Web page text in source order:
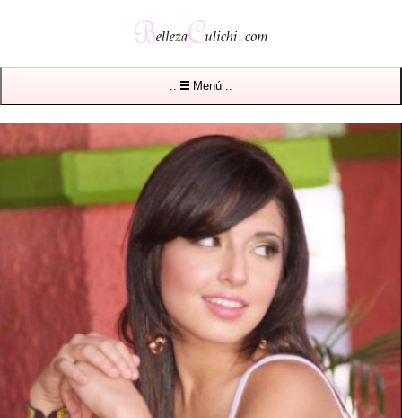
:: Menú ::